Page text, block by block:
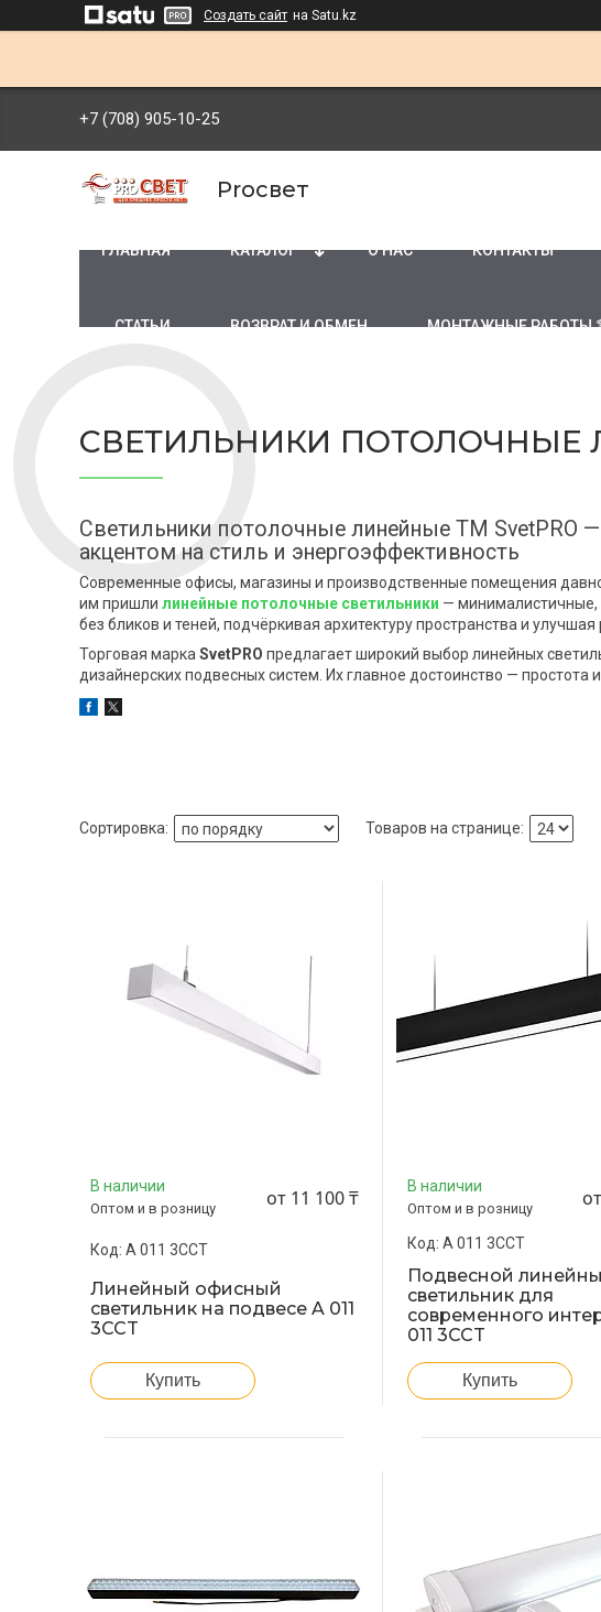
Создать сайт на Satu.kz
+7 (708) 905-10-25
Proсвет
ГЛАВНАЯ КАТАЛОГ О НАС КОНТАКТЫ
СТАТЬИ ВОЗВРАТ И ОБМЕН МОНТАЖНЫЕ РАБОТЫ
СВЕТИЛЬНИКИ ПОТОЛОЧНЫЕ
Светильники потолочные линейные ТМ SvetPRO
акцентом на стиль и энергоэффективность
Современные офисы, магазины и производственные помещения
им пришли линейные потолочные светильники — минималистичные,
без бликов и теней, подчёркивая архитектуру пространства и
Торговая марка SvetPRO предлагает широкий выбор линейных
дизайнерских подвесных систем. Их главное достоинство — простота и
В наличии
Оптом и в розницу от 11 100 ₸
A 011 3CCT
Линейный офисный
светильник на подвесе A 011
3CCT
Купить
В наличии
Оптом и в розницу
A 011 3CCT
Подвесной
светильник для
современного
011 3CCT
Купить